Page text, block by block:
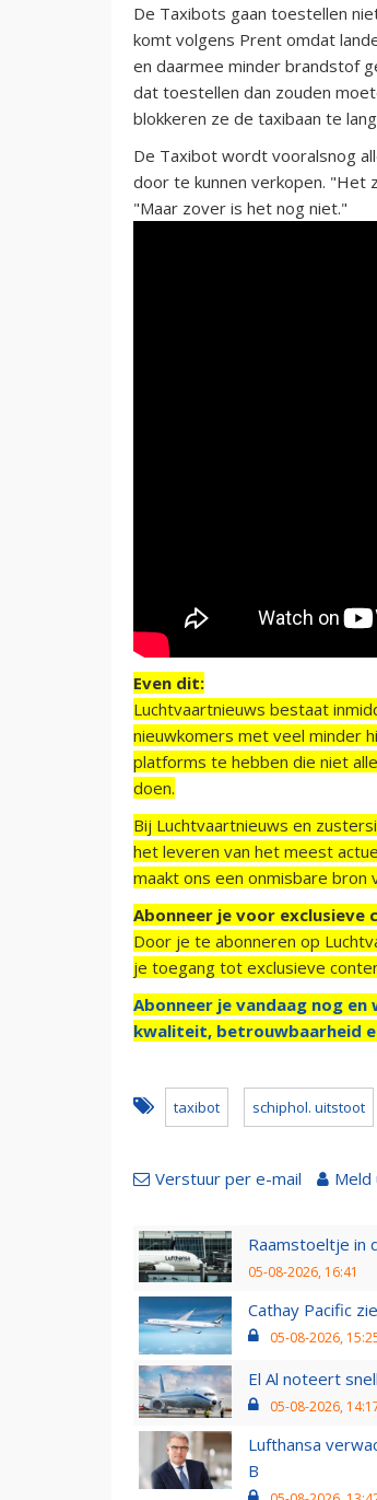
De Taxibots gaan toestellen
komt volgens Prent omdat
en daarmee minder brandstof
dat toestellen dan zouden
blokkeren ze de taxibaan te
De Taxibot wordt vooralsnog
door te kunnen verkopen. "Het
"Maar zover is het nog niet."
Even dit:
Luchtvaartnieuws bestaat
nieuwkomers met veel minder
platforms te hebben die niet
doen.
Bij Luchtvaartnieuws en
het leveren van het meest
maakt ons een onmisbare bron
Abonneer je voor exclusieve
Door je te abonneren op
je toegang tot exclusieve
Abonneer je vandaag nog
kwaliteit, betrouwbaarheid
taxibot schiphol. uitstoot
Verstuur per e-mail Meld
Raamstoeltje in
05-08-2026, 16:41
Cathay Pacific
05-08-2026,
El Al noteert
05-08-2026,
Lufthansa
B